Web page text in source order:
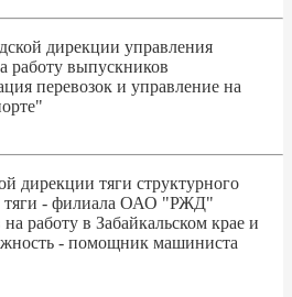
дирекции управления
работу выпускников
перевозок и управление на
дирекции тяги структурного
тяги - филиала ОАО "РЖД"
работу в Забайкальском крае и
- помощник машиниста